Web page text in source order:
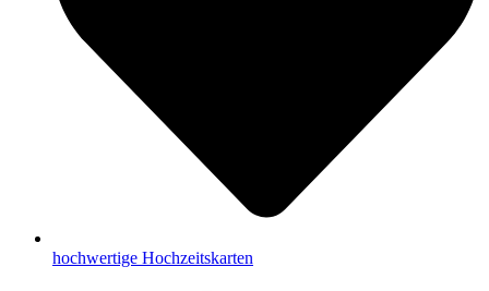
hochwertige Hochzeitskarten